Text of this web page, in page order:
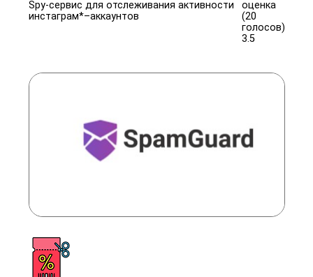
Spy-сервис для отслеживания активности
инстаграм*–аккаунтов
оценка
(20
голосов)
3.5